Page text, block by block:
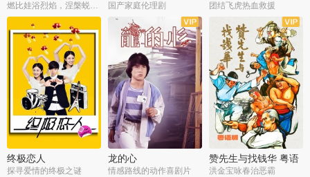
燃比娃浴烈焰，涅槃蜕变成人 国产家庭伦理剧 团结飞虎热血救援
终极恋人
探寻爱情的终极之谜
龙的心
情感路线的动作喜剧片
赞先生与找钱华 粤语
版
洪金宝咏春治恶霸